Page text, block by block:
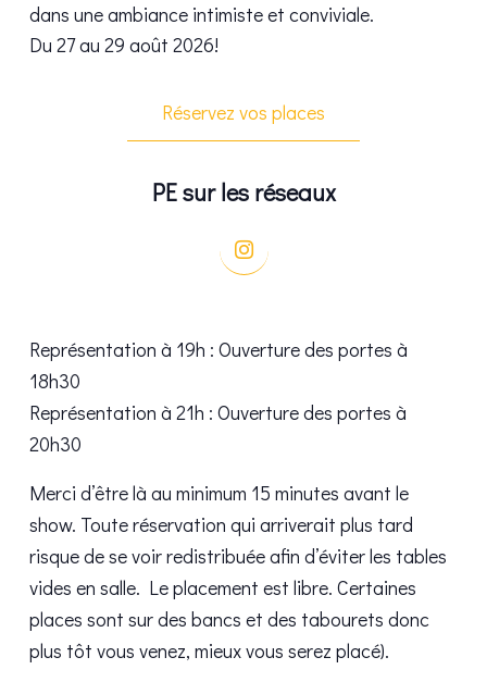
dans une ambiance intimiste et conviviale.
Du 27 au 29 août 2026!
Réservez vos places
PE sur les réseaux
Représentation à 19h : Ouverture des portes à
18h30
Représentation à 21h : Ouverture des portes à
20h30
Merci d’être là au minimum 15 minutes avant le
show. Toute réservation qui arriverait plus tard
risque de se voir redistribuée afin d’éviter les tables
vides en salle. Le placement est libre. Certaines
places sont sur des bancs et des tabourets donc
plus tôt vous venez, mieux vous serez placé).